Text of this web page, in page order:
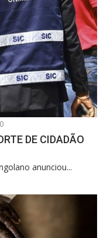
0
DE CIDADÃO
anunciou...